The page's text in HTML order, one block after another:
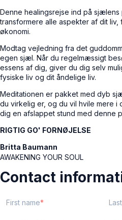
Denne healingsrejse ind på
transformere alle aspekter af dit liv,
økonomi.
Modtag vejledning fra det
egen sjæl. Når du regelmæssigt
essens af dig, giver du dig selv
fysiske liv og dit åndelige liv.
Meditationen er pakket med dyb
du virkelig er, og du vil hvile mere i
dig en afslappet stund med denne
RIGTIG GO' FORNØJELSE
Britta Baumann
AWAKENING YOUR SOUL
Contact
First name